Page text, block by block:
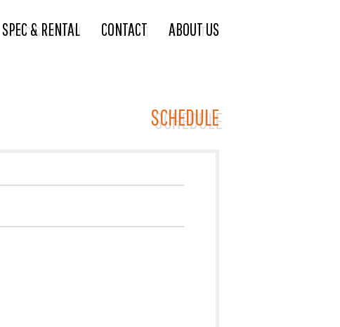
SPEC & RENTAL CONTACT ABOUT US
SCHEDULE